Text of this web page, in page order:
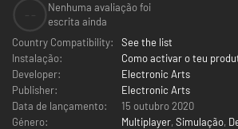
Nenhuma avaliação foi
escrita ainda
Country Compatibility:
See the list
Instalação:
Como activar o teu
Developer:
Electronic Arts
Publisher:
Electronic Arts
Data de lançamento:
15 outubro 2020
Género:
Multiplayer, Simulação,